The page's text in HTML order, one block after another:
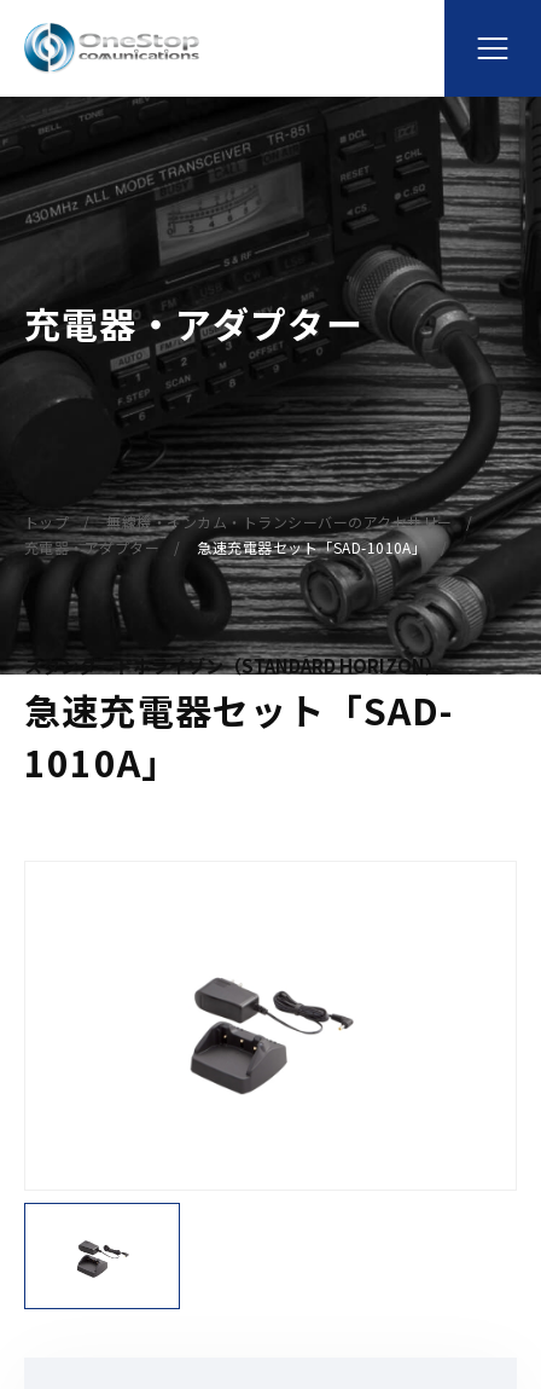
充電器・アダプター
トップ
無線機・インカム・トランシーバーのアクセサリー
充電器・アダプター
急速充電器セット「SAD-1010A」
スタンダードホライゾン（STANDARD HORIZON）
急速充電器セット「SAD-
1010A」